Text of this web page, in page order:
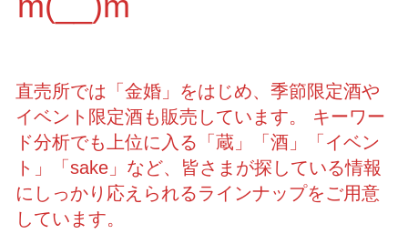
直売所では「金婚」をはじめ、季節限定酒や
イベント限定酒も販売しています。 キーワー
ド分析でも上位に入る「蔵」「酒」「イベン
ト」「sake」など、皆さまが探している情報
にしっかり応えられるラインナップをご用意
しています。